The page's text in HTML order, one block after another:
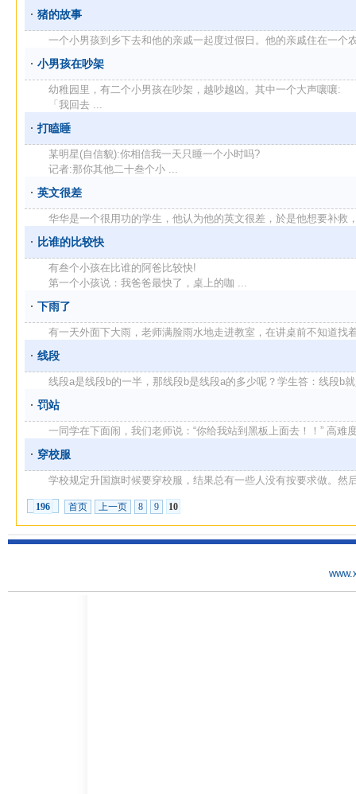
猪的故事
一个小男孩到乡下去和他的亲戚一起度过假日。他的亲戚住在一个
小男孩在吵架
幼稚园里，有二个小男孩在吵架，越吵越凶。其中一个大声嚷嚷:
「我回去 ...
打瞌睡
某明星(自信貌):你相信我一天只睡一个小时吗?
记者:那你其他二十叁个小 ...
英文很差
华华是一个很用功的学生，他认为他的英文很差，於是他想要补救
比谁的比较快
有叁个小孩在比谁的阿爸比较快!
第一个小孩说：我爸爸最快了，桌上的咖 ...
下雨了
有一天外面下大雨，老师满脸雨水地走进教室，在讲桌前不知道找
线段
线段a是线段b的一半，那线段b是线段a的多少呢？学生答：线段b
罚站
一同学在下面闹，我们老师说：“你给我站到黑板上面去！！” 高难
穿校服
学校规定升国旗时候要穿校服，结果总有一些人没有按要求做。然
196 首页 上一页 8 9 10